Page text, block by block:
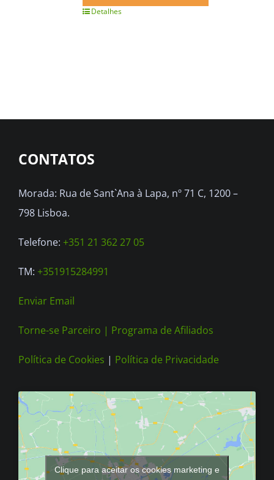
Detalhes
CONTATOS
Morada: Rua de Sant`Ana à Lapa, nº 71 C, 1200 –
798 Lisboa.
Telefone: +351 21 362 27 05
TM: +351915284991
Enviar Email
Torne-se Parceiro | Programa de Afiliados
Política de Cookies | Política de Privacidade
Clique para aceitar os cookies marketing e